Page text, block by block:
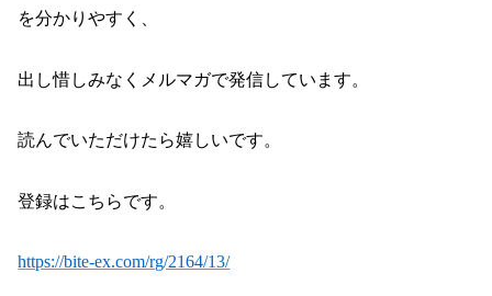
を分かりやすく、
出し惜しみなくメルマガで発信しています。
読んでいただけたら嬉しいです。
登録はこちらです。
https://bite-ex.com/rg/2164/13/